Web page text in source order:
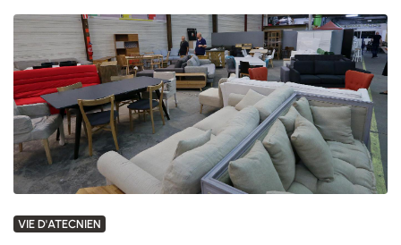
VIE D'ATECNIEN